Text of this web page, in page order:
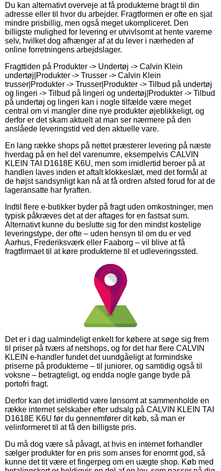
Du kan alternativt overveje at få produkterne bragt til din
adresse eller til hvor du arbejder. Fragtformen er ofte en sjat
mindre prisbillig, men også meget ukompliceret. Den
billigste mulighed for levering er utvivlsomt at hente varerne
selv, hvilket dog afhænger af at du lever i nærheden af
online forretningens arbejdslager.
Fragttiden på Produkter -> Undertøj -> Calvin Klein
undertøj|Produkter -> Trusser -> Calvin Klein
trusser|Produkter -> Trusser|Produkter -> Tilbud på undertøj
og lingeri -> Tilbud på lingeri og undertøj|Produkter -> Tilbud
på undertøj og lingeri kan i nogle tilfælde være meget
central om vi mangler dine nye produkter øjeblikkeligt, og
derfor er det skam aktuelt at man ser nærmere på den
anslåede leveringstid ved den aktuelle vare.
En lang række shops på nettet præsterer levering på næste
hverdag på en hel del varenumre, eksempelvis CALVIN
KLEIN TAI D1618E K6U, men som imidlertid beroer på at
handlen laves inden et aftalt klokkeslæt, med det formål at
de højst sandsynligt kan nå at få ordren afsted forud for at de
lageransatte har fyraften.
Indtil flere e-butikker byder på fragt uden omkostninger, men
typisk påkræves det at der aftages for en fastsat sum.
Alternativt kunne du beslutte sig for den mindst kostelige
leveringstype, der ofte – uden hensyn til om du er ved
Aarhus, Frederiksværk eller Faaborg – vil blive at få
fragtfirmaet til at køre produkterne til et udleveringssted.
Det er i dag ualmindeligt enkelt for købere at søge sig frem
til priser på tværs af netshops, og for det har flere CALVIN
KLEIN e-handler fundet det uundgåeligt at formindske
priserne på produkterne – til juniorer, og samtidig også til
voksne – betragteligt, og endda nogle gange byde på
portofri fragt.
Derfor kan det imidlertid være lønsomt at sammenholde en
række internet selskaber efter udsalg på CALVIN KLEIN TAI
D1618E K6U før du gennemfører dit køb, så man er
velinformeret til at få den billigste pris.
Du må dog være så påvagt, at hvis en internet forhandler
sælger produkter for en pris som anses for enormt god, så
kunne det tit være et fingerpeg om en uægte shop. Køb med